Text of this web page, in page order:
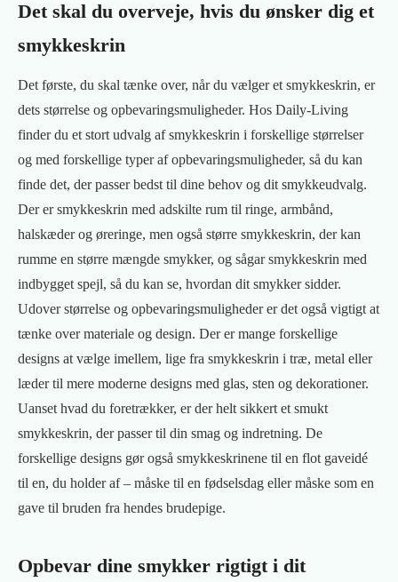
Det skal du overveje, hvis du ønsker dig et
smykkeskrin
Det første, du skal tænke over, når du vælger et smykkeskrin, er
dets størrelse og opbevaringsmuligheder. Hos Daily-Living
finder du et stort udvalg af smykkeskrin i forskellige størrelser
og med forskellige typer af opbevaringsmuligheder, så du kan
finde det, der passer bedst til dine behov og dit smykkeudvalg.
Der er smykkeskrin med adskilte rum til ringe, armbånd,
halskæder og øreringe, men også større smykkeskrin, der kan
rumme en større mængde smykker, og sågar smykkeskrin med
indbygget spejl, så du kan se, hvordan dit smykker sidder.
Udover størrelse og opbevaringsmuligheder er det også vigtigt at
tænke over materiale og design. Der er mange forskellige
designs at vælge imellem, lige fra smykkeskrin i træ, metal eller
læder til mere moderne designs med glas, sten og dekorationer.
Uanset hvad du foretrækker, er der helt sikkert et smukt
smykkeskrin, der passer til din smag og indretning. De
forskellige designs gør også smykkeskrinene til en flot gaveidé
til en, du holder af – måske til en fødselsdag eller måske som en
gave til bruden fra hendes brudepige.
Opbevar dine smykker rigtigt i dit